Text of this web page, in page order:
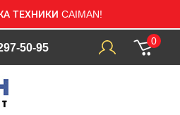
ТЕХНИКИ CAIMAN!
50-95
0